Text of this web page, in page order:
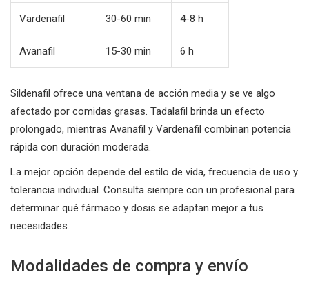
Vardenafil 30-60 min 4-8 h
Avanafil 15-30 min 6 h
Sildenafil ofrece una ventana de acción media y se ve algo
afectado por comidas grasas. Tadalafil brinda un efecto
prolongado, mientras Avanafil y Vardenafil combinan potencia
rápida con duración moderada.
La mejor opción depende del estilo de vida, frecuencia de uso y
tolerancia individual. Consulta siempre con un profesional para
determinar qué fármaco y dosis se adaptan mejor a tus
necesidades.
Modalidades de compra y envío